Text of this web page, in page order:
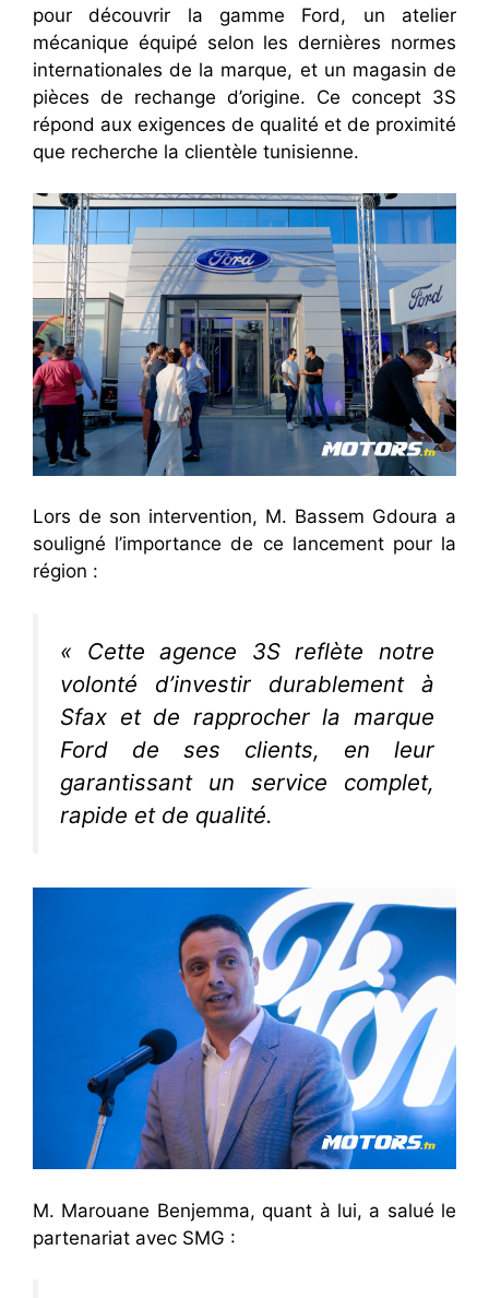
pour découvrir la gamme Ford, un atelier
mécanique équipé selon les dernières normes
internationales de la marque, et un magasin de
pièces de rechange d’origine. Ce concept 3S
répond aux exigences de qualité et de proximité
que recherche la clientèle tunisienne.
Lors de son intervention, M. Bassem Gdoura a
souligné l’importance de ce lancement pour la
région :
« Cette agence 3S reflète notre
volonté d’investir durablement à
Sfax et de rapprocher la marque
Ford de ses clients, en leur
garantissant un service complet,
rapide et de qualité.
M. Marouane Benjemma, quant à lui, a salué le
partenariat avec SMG :